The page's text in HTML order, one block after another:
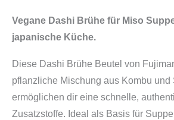
Vegane Dashi Brühe für Miso
japanische Küche.
Diese Dashi Brühe Beutel von
pflanzliche Mischung aus Kombu und
ermöglichen dir eine schnelle,
Zusatzstoffe. Ideal als Basis für